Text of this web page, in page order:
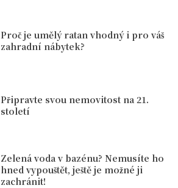
Proč je umělý ratan vhodný i pro váš
zahradní nábytek?
Připravte svou nemovitost na 21.
století
Zelená voda v bazénu? Nemusíte ho
hned vypouštět, ještě je možné ji
zachránit!